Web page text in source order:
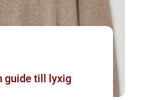
guide till lyxig